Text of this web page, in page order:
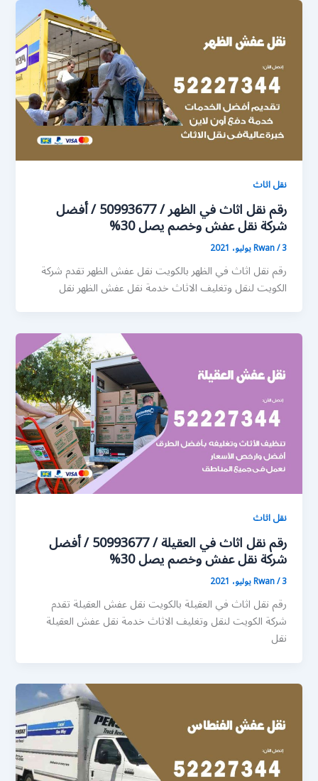
نقل اثاث
رقم نقل اثاث في الظهر / 50993677 / أفضل
شركة نقل عفش وخصم يصل 30%
Rwan/3 يوليو، 2021
رقم نقل اثاث في الظهر بالكويت نقل عفش الظهر تقدم شركة
الكويت لنقل وتغليف الاثاث خدمة نقل عفش الظهر نقل
نقل اثاث
رقم نقل اثاث في العقيلة / 50993677 / أفضل
شركة نقل عفش وخصم يصل 30%
Rwan/3 يوليو، 2021
رقم نقل اثاث في العقيلة بالكويت نقل عفش العقيلة تقدم
شركة الكويت لنقل وتغليف الاثاث خدمة نقل عفش العقيلة
نقل